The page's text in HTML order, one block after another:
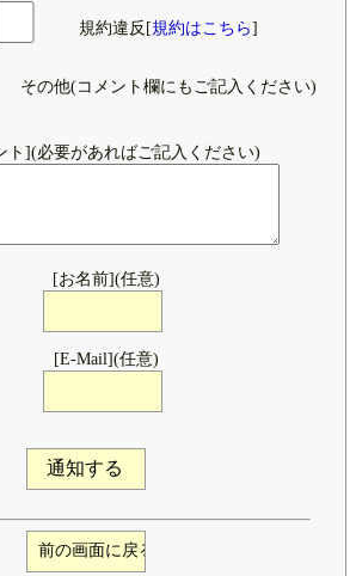
規約違反[規約はこちら
その他(コメント欄にもご記入ください)
ト](必要があればご記入ください)
[お名前](任意)
[E-Mail](任意)